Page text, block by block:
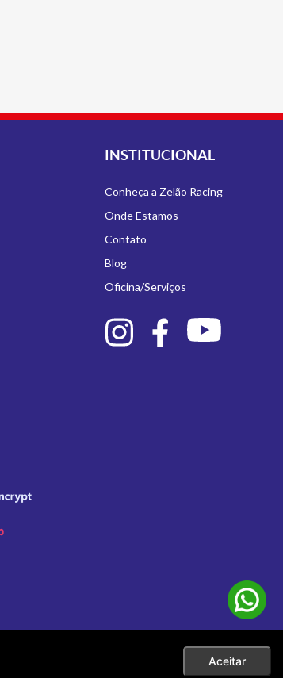
Aceitar
INSTITUCIONAL
Conheça a Zelão Racing
Onde Estamos
Contato
Blog
Oficina/Serviços